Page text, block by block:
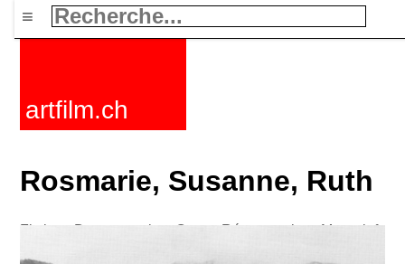
≡
artfilm.ch
Rosmarie, Susanne, Ruth
Fictions Documentaires Courts Rétrospectives Mots clefs